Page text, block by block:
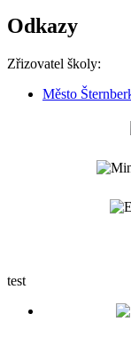
Odkazy
Zřizovatel školy:
Město
test